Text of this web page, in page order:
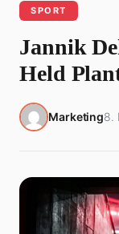
SPORT
Jannik
Held
Marketing8.